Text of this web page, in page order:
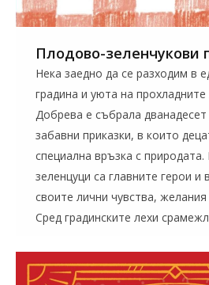
Плодово-зеленчукови
Нека заедно да се разходим в
градина и уюта на
Добрева е събрала дванадесет
забавни приказки, в които
специална връзка с
зеленцуци са главните герои и
своите лични чувства,
Сред градинските лехи